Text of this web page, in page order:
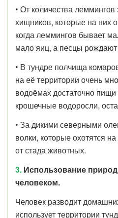
• От количества леммингов
хищников, которые на них
когда леммингов бывает
мало яиц, а песцы
• В тундре полчища
на её территории очень
водоёмах достаточно
крошечные водоросли,
• За дикими северными
волки, которые охотятся
от стада животных.
3. Использование
человеком.
Человек разводит
использует территории